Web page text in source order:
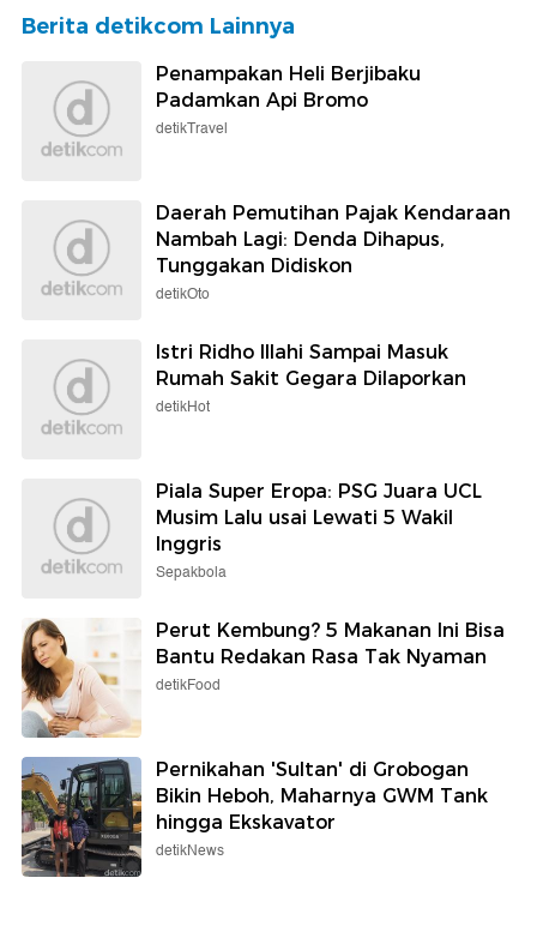
Berita detikcom Lainnya
Penampakan Heli Berjibaku
Padamkan Api Bromo
detikTravel
Daerah Pemutihan Pajak Kendaraan
Nambah Lagi: Denda Dihapus,
Tunggakan Didiskon
detikOto
Istri Ridho Illahi Sampai Masuk
Rumah Sakit Gegara Dilaporkan
detikHot
Piala Super Eropa: PSG Juara UCL
Musim Lalu usai Lewati 5 Wakil
Inggris
Sepakbola
Perut Kembung? 5 Makanan Ini Bisa
Bantu Redakan Rasa Tak Nyaman
detikFood
Pernikahan 'Sultan' di Grobogan
Bikin Heboh, Maharnya GWM Tank
hingga Ekskavator
detikNews